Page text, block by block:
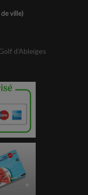
ville)
d'Ableiges